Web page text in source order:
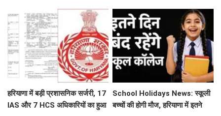
हरियाणा में बड़ी प्रशासनिक सर्जरी, 17
IAS और 7 HCS अधिकारियों का हुआ
School Holidays News: स्कूली
बच्चों की होगी मौज, हरियाणा में इतने